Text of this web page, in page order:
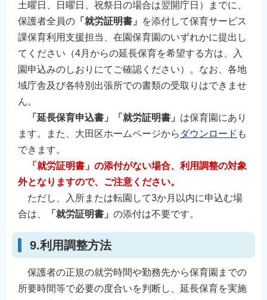
土曜日、日曜日、祝祭日の場合は翌開庁日）までに、
保護者全員の 「就労証明書」
を添付して保育サービス
課保育利用支援担当、在園保育園のいずれかに提出し
てください（4月からの延長保育を希望する方は、入
園申込みのしおりにてご確認ください）。なお、各地
域庁舎及び各特別出張所での書類の受取りはできませ
ん。
「延長保育申込書」「就労証明書」 は保育園にあり
ます。また、大田区ホームページから ダウンロード も
できます。
「就労証明書」の添付がない場合、利用調整の対象
外となりますので、ご注意ください。
ただし、入所または転園して3か月以内に申込む場
合は、
「就労証明書」 の添付は不要です。
9.利用調整方法
保護者の正規の就労時間や勤務先から保育園までの
所要時間等で必要の度合いを判断し、延長保育を実施